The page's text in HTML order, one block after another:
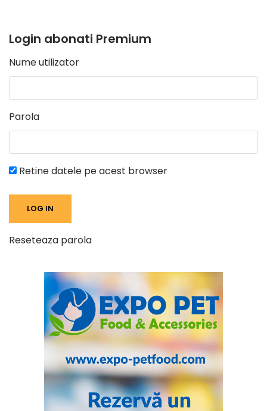
Login abonati Premium
Nume utilizator
Parola
Retine datele pe acest browser
Reseteaza parola